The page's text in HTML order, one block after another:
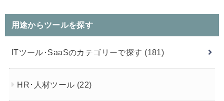
用途からツールを探す
ITツール･SaaSのカテゴリーで探す (181)
HR･人材ツール (22)